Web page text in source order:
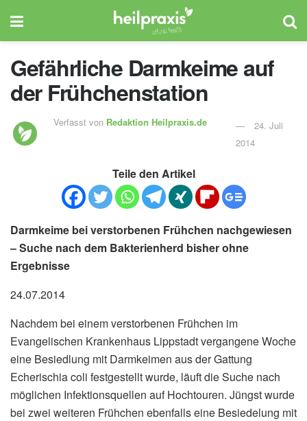
Gefährliche Darmkeime auf
der Frühchenstation
Verfasst von Redaktion Heilpraxis.de
24. Juli
2014
Teile den Artikel
Darmkeime bei verstorbenen Frühchen nachgewiesen
– Suche nach dem Bakterienherd bisher ohne
Ergebnisse
24.07.2014
Nachdem bei einem verstorbenen Frühchen im
Evangelischen Krankenhaus Lippstadt vergangene Woche
eine Besiedlung mit Darmkeimen aus der Gattung
Echerischia coli festgestellt wurde, läuft die Suche nach
möglichen Infektionsquellen auf Hochtouren. Jüngst wurde
bei zwei weiteren Frühchen ebenfalls eine Besiedelung mit